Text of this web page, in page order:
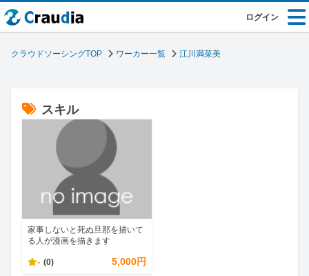
ログイン
クラウドソーシングTOP ワーカー一覧 江川満菜美
スキル
家事しないと死ぬ旦那を描いて
る人が漫画を描きます
- (0) 5,000円